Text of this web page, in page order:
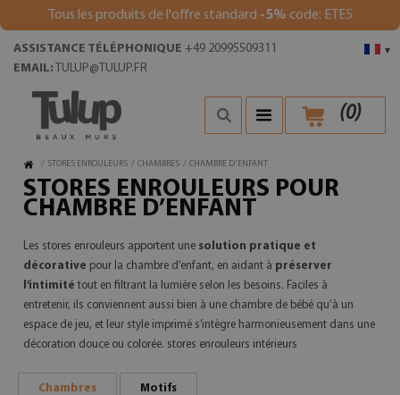
Tous les produits de l'offre standard -5% code: ETE5
▾
ASSISTANCE TÉLÉPHONIQUE +49 20995509311
EMAIL: TULUP@TULUP.FR
(0)
/ STORES ENROULEURS / CHAMBRES / CHAMBRE D'ENFANT
STORES ENROULEURS POUR
CHAMBRE D’ENFANT
Les stores enrouleurs apportent une solution pratique et
décorative pour la chambre d’enfant, en aidant à préserver
l’intimité tout en filtrant la lumière selon les besoins. Faciles à
entretenir, ils conviennent aussi bien à une chambre de bébé qu’à un
espace de jeu, et leur style imprimé s’intègre harmonieusement dans une
décoration douce ou colorée. stores enrouleurs intérieurs
Chambres Motifs